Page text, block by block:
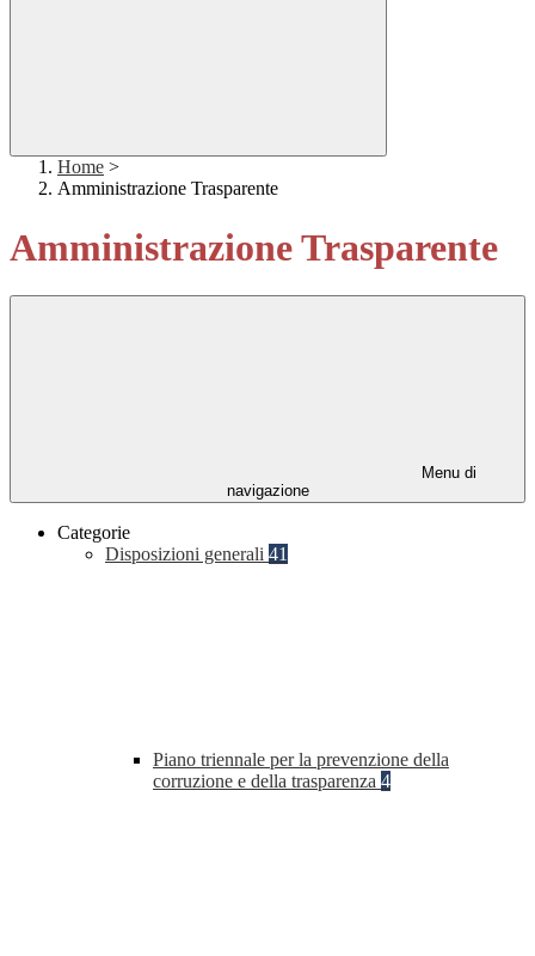
Home >
Amministrazione Trasparente
Amministrazione Trasparente
Menu di
navigazione
Categorie
Disposizioni generali 41
Piano triennale per la prevenzione della
corruzione e della trasparenza 4